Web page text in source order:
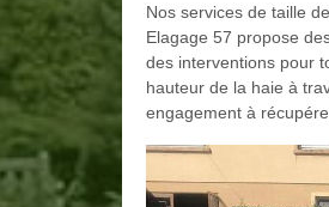
Nos services de taille
Elagage 57 propose
des interventions pour
hauteur de la haie à
engagement à